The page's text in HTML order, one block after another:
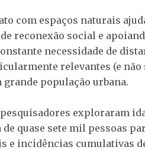
com espaços naturais
reconexão social e
necessidade de
relevantes (e
população urbana.
exploraram
quase sete mil pessoas
e incidências cumulativas